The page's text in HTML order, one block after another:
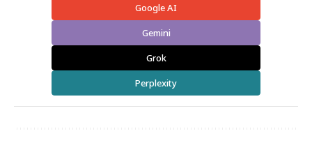
Google AI
Gemini
Grok
Perplexity